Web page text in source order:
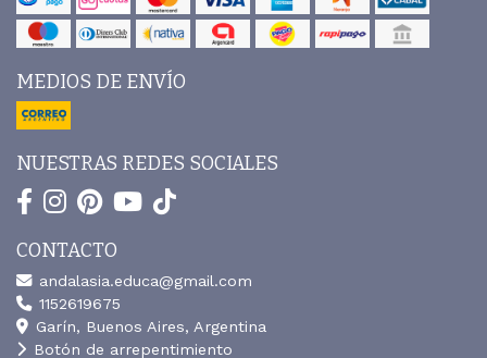
MEDIOS DE ENVÍO
NUESTRAS REDES SOCIALES
CONTACTO
andalasia.educa@gmail.com
1152619675
Garín, Buenos Aires, Argentina
Botón de arrepentimiento